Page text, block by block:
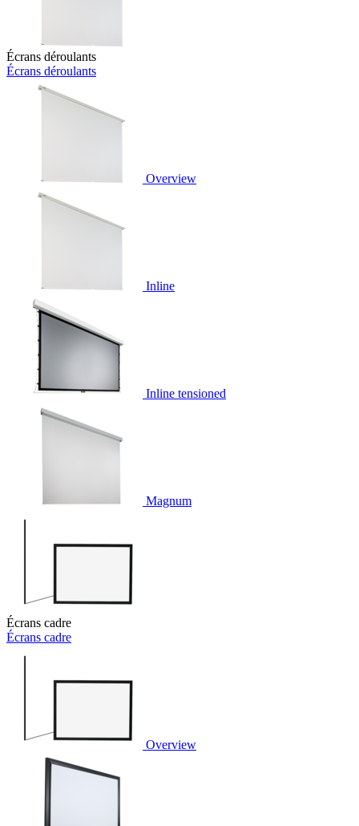
Écrans déroulants
Écrans déroulants
Overview
Inline
Inline tensioned
Magnum
Écrans cadre
Écrans cadre
Overview